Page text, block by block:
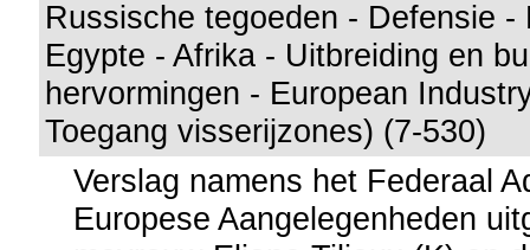
Russische tegoeden - Defensie -
Egypte - Afrika - Uitbreiding en
hervormingen - European
Toegang visserijzones) (7-530)
Verslag namens het Federaal
Europese Aangelegenheden